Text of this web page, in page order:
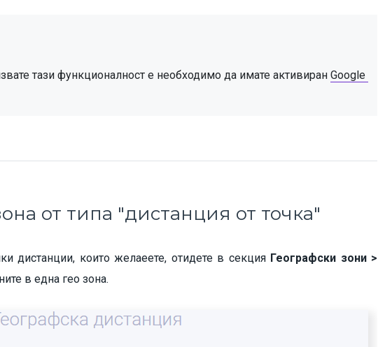
тази функционалност е необходимо да имате активиран Google
от типа "дистанция от точка"
дистанции, които желаеете, отидете в секция Географски зони >
в една гео зона.